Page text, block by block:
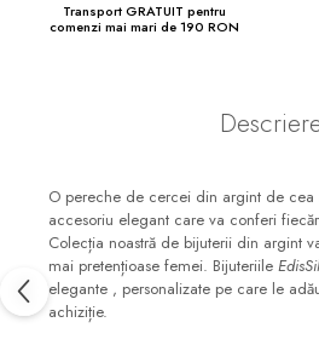
Transport GRATUIT pentru
comenzi mai mari de 190 RON
O pereche de cercei din argint de cea
accesoriu elegant care va conferi
Colecția noastră de bijuterii din argint
mai pretențioase femei. Bijuteriile
elegante , personalizate pe care le
achiziție.